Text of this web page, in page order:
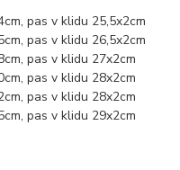
pas v klidu 25,5x2cm
pas v klidu 26,5x2cm
pas v klidu 27x2cm
pas v klidu 28x2cm
pas v klidu 28x2cm
pas v klidu 29x2cm